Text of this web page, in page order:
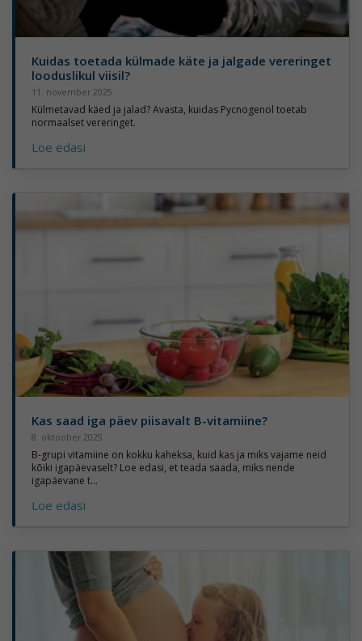
Kuidas toetada külmade käte ja jalgade vereringet
looduslikul viisil?
11. november 2025
Külmetavad käed ja jalad? Avasta, kuidas Pycnogenol toetab
normaalset vereringet.
Loe edasi
Kas saad iga päev piisavalt B-vitamiine?
8. oktoober 2025
B-grupi vitamiine on kokku kaheksa, kuid kas ja miks vajame neid
kõiki igapäevaselt? Loe edasi, et teada saada, miks nende
igapäevane t...
Loe edasi